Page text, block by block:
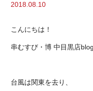
2018.08.10
こんにちは！
串むすび・博 中目黒店
台風は関東を去り、